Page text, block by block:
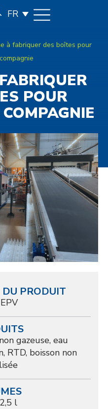
FR
à fabriquer des boîtes pour
POUR
DU PRODUIT
gazeuse, eau
RTD, boisson non
l